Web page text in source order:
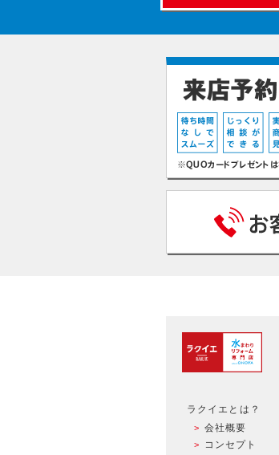
ラクイエとは？
会社概要
コンセプト